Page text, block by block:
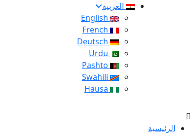
العربية
الرئيسية